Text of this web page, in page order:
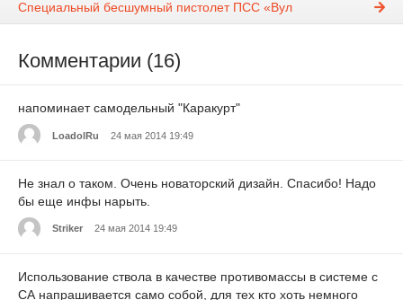
Специальный бесшумный пистолет ПСС «Вул
Комментарии (16)
напоминает самодельный "Каракурт"
LoadolRu 24 мая 2014 19:49
Не знал о таком. Очень новаторский дизайн. Спасибо! Надо
бы еще инфы нарыть.
Striker 24 мая 2014 19:49
Использование ствола в качестве противомассы в системе с
СА напрашивается само собой, для тех кто хоть немного